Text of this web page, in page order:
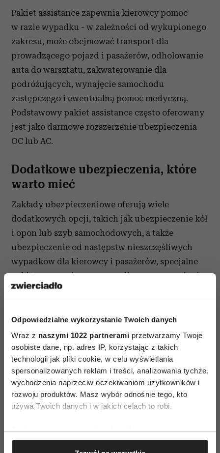
Odpowiedzialne wykorzystanie Twoich danych
Wraz z naszymi 1022 partnerami przetwarzamy Twoje
osobiste dane, np. adres IP, korzystając z takich
technologii jak pliki cookie, w celu wyświetlania
spersonalizowanych reklam i treści, analizowania tychże,
wychodzenia naprzeciw oczekiwaniom użytkowników i
rozwoju produktów. Masz wybór odnośnie tego, kto
używa Twoich danych i w jakich celach to robi.
Jeśli wyrazisz na to zgodę, chcielibyśmy również:
Gromadzić dane dotyczące Twojej lokalizacji
Pakiet assistance zapewnia kierowcy pomoc
w razie wypadku - w zależności od wykupionego
zakresu, może obejmować transport dla
prowadzącego pojazd i pasażerów, odholowanie
auta do warsztatu, zakwaterowanie dla
podróżujących, wynajęcie samochodu
zastępczego i ewentualną pomoc medyczną.
Podstawowy pakiet assistance często oferowany
jest jako darmowe rozszerzenie ubezpieczenia
OC lub AC.
Dodatkowe ubezpieczenia, które
warto mieć
Zakłady ubezpieczeniowe oferują wiele
dodatkowych opcji, takich jak ubezpieczenie kół
i opon lub szyb samochodowych, a także
ubezpieczenie od następstw nieszczęśliwych
wypadków dla kierowcy i pasażerów, specjalne
pakiety zagraniczne oraz polisy na wyposażenie
auta i znajdujące się wewnątrz bagaże.
Uważnie przeczytaj umowę
Przed podpisaniem umowy należy uważnie się
z nią zapoznać, a w razie wątpliwości
skonsultować jej treść z prawnikiem lub doradcą
ubezpieczeniowym - po podpisaniu wycofanie
się będzie o wiele trudniejsze! W szczególności
powinno się zwrócić uwagę na klauzule
odszkodowania (na przykład powódź